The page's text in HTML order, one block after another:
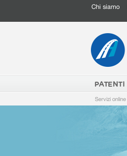
Chi siamo
PATENTI
Servizi online